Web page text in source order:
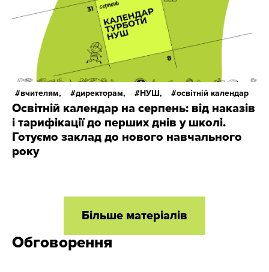
вчителям, директорам, НУШ, освітній календар
Освітній календар на серпень: від наказів
і тарифікації до перших днів у школі.
Готуємо заклад до нового навчального
року
Більше матеріалів
Обговорення